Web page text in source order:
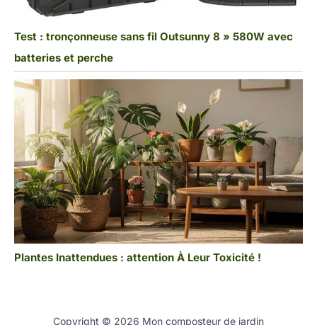
Test : tronçonneuse sans fil Outsunny 8 » 580W avec
batteries et perche
Plantes Inattendues : attention À Leur Toxicité !
Copyright © 2026 Mon composteur de jardin